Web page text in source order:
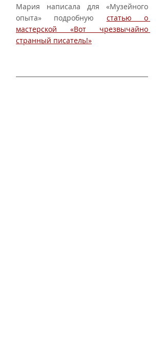
Мария написала для «Музейного
опыта» подробную статью о
мастерской «Вот чрезвычайно
странный писатель!»